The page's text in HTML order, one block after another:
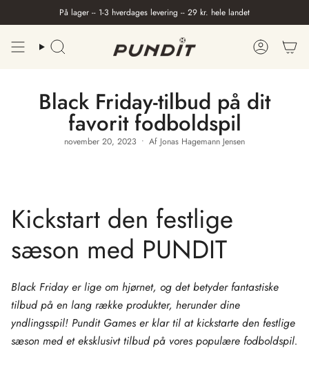
På lager -- 1-3 hverdages levering -- 29 kr. hele landet
Søge Konto
Black Friday-tilbud på dit
favorit fodboldspil
november 20, 2023 Af Jonas Hagemann Jensen
Kickstart den festlige
sæson med PUNDIT
Black Friday er lige om hjørnet, og det betyder fantastiske
tilbud på en lang række produkter, herunder dine
yndlingsspil! Pundit Games er klar til at kickstarte den festlige
sæson med et eksklusivt tilbud på vores populære fodboldspil.